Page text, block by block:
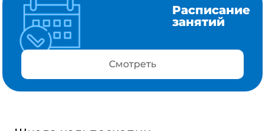
Расписание
занятий
Смотреть